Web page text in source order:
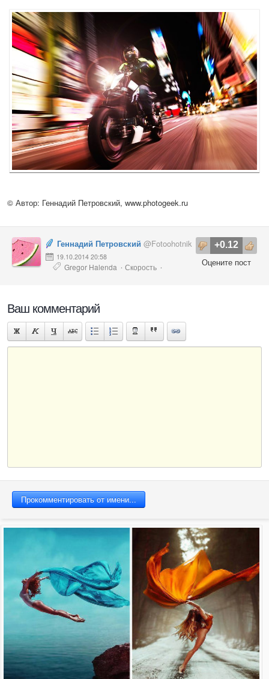
© Автор: Геннадий Петровский, www.photogeek.ru
+0.12
Оцените пост
Геннадий Петровский @Fotoohotnik
19.10.2014 20:58
Gregor Halenda · Скорость ·
Ваш комментарий